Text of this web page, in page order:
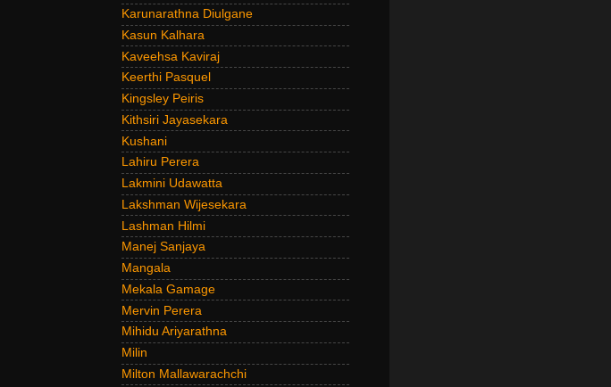
Karunarathna Diulgane
Kasun Kalhara
Kaveehsa Kaviraj
Keerthi Pasquel
Kingsley Peiris
Kithsiri Jayasekara
Kushani
Lahiru Perera
Lakmini Udawatta
Lakshman Wijesekara
Lashman Hilmi
Manej Sanjaya
Mangala
Mekala Gamage
Mervin Perera
Mihidu Ariyarathna
Milin
Milton Mallawarachchi